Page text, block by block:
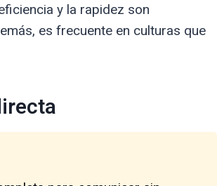
y la rapidez son
es frecuente en culturas que